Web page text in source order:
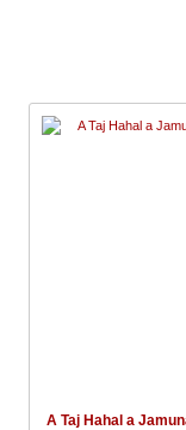
A Taj Hahal a